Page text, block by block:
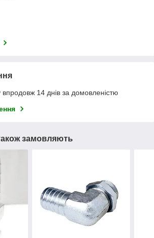
14 днів за домовленістю
замовляють